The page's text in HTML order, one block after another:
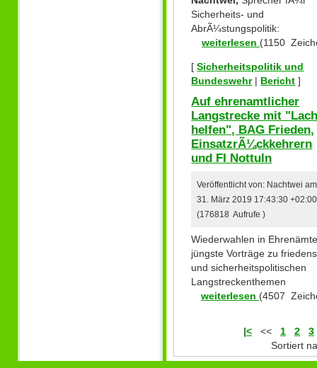
Sicherheits- und
AbrÃ¼stungspolitik:
weiterlesen (1150
[Sicherheitspolitik und
Bundeswehr| Bericht ]
Auf ehrenamtlicher
Langstrecke mit
helfen", BAG Frieden,
EinsatzrÃ¼ckkehrern
und FI Nottuln
Veröffentlicht von: Nachtwei am
31. März 2019 17:43:30 +02:00
(176818 Aufrufe )
Wiederwahlen in
jüngste Vorträge zu
und sicherheitspolitischen
Langstreckenthemen
weiterlesen (4507
|< << 1 2
3
Sortiert